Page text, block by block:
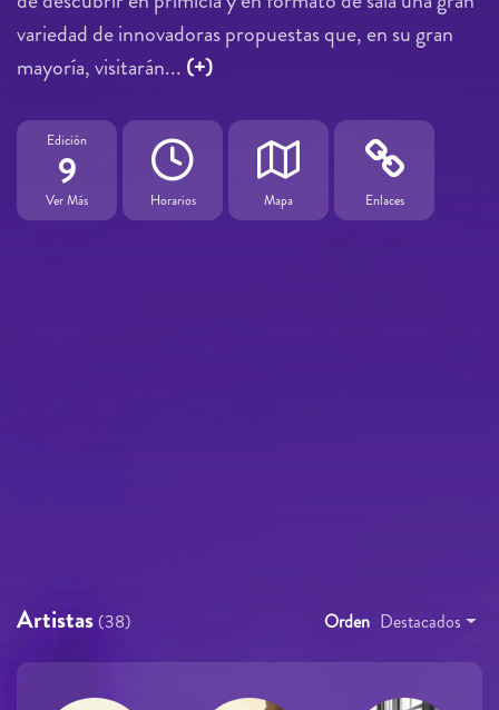
variedad de innovadoras propuestas que, en su gran
mayoría, visitarán... (+)
Edición
9
Ver Más Horarios Mapa Enlaces
Artistas (38) Orden Destacados